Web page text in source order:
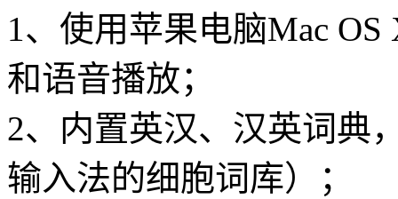
1、使用苹果电脑Mac
和语音播放；
2、内置英汉、汉英词典
输入法的细胞词库）；